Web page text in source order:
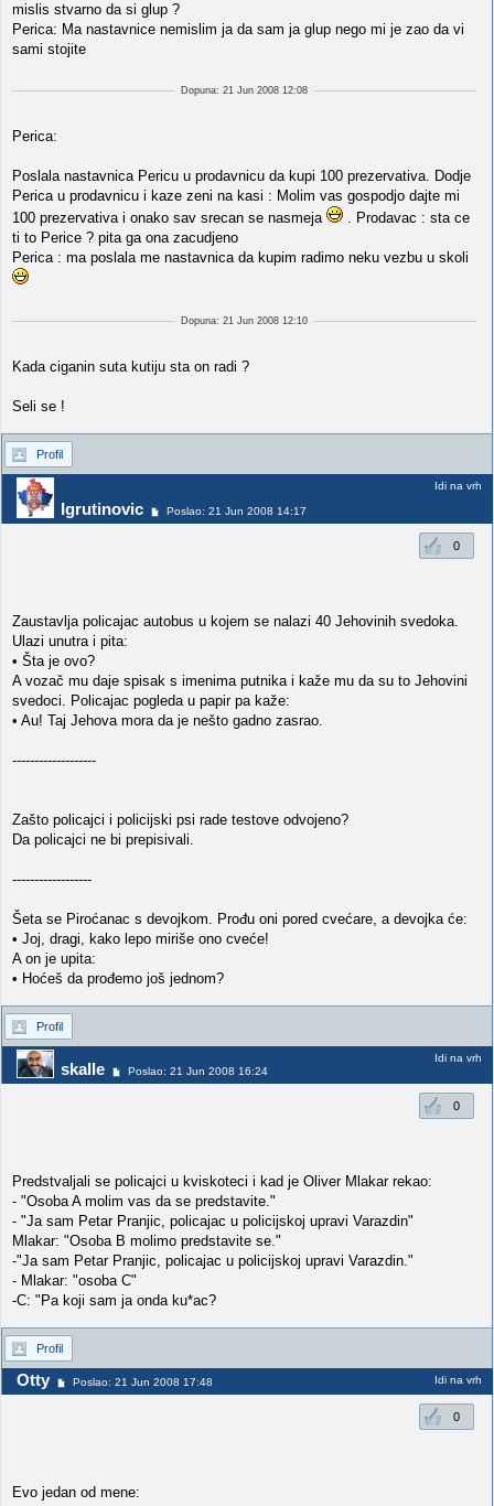
mislis stvarno da si glup ?
Perica: Ma nastavnice nemislim ja da sam ja glup nego mi je zao da vi
sami stojite
Dopuna: 21 Jun 2008 12:08
Perica:
Poslala nastavnica Pericu u prodavnicu da kupi 100 prezervativa. Dodje
Perica u prodavnicu i kaze zeni na kasi : Molim vas gospodjo dajte mi
100 prezervativa i onako sav srecan se nasmeja
. Prodavac : sta ce
ti to Perice ? pita ga ona zacudjeno
Perica : ma poslala me nastavnica da kupim radimo neku vezbu u skoli
Dopuna: 21 Jun 2008 12:10
Kada ciganin suta kutiju sta on radi ?
Seli se !
Profil
Igrutinovic Poslao: 21 Jun 2008 14:17
Idi na vrh
0
Zaustavlja policajac autobus u kojem se nalazi 40 Jehovinih svedoka.
Ulazi unutra i pita:
• Šta je ovo?
A vozač mu daje spisak s imenima putnika i kaže mu da su to Jehovini
svedoci. Policajac pogleda u papir pa kaže:
• Au! Taj Jehova mora da je nešto gadno zasrao.
-------------------
Zašto policajci i policijski psi rade testove odvojeno?
Da policajci ne bi prepisivali.
------------------
Šeta se Piroćanac s devojkom. Prođu oni pored cvećare, a devojka će:
• Joj, dragi, kako lepo miriše ono cveće!
A on je upita:
• Hoćeš da prođemo još jednom?
Profil
skalle Poslao: 21 Jun 2008 16:24
Idi na vrh
0
Predstvaljali se policajci u kviskoteci i kad je Oliver Mlakar rekao:
- "Osoba A molim vas da se predstavite."
- "Ja sam Petar Pranjic, policajac u policijskoj upravi Varazdin"
Mlakar: "Osoba B molimo predstavite se."
-"Ja sam Petar Pranjic, policajac u policijskoj upravi Varazdin."
- Mlakar: "osoba C"
-C: "Pa koji sam ja onda ku*ac?
Profil
Otty Poslao: 21 Jun 2008 17:48 Idi na vrh
0
Evo jedan od mene: